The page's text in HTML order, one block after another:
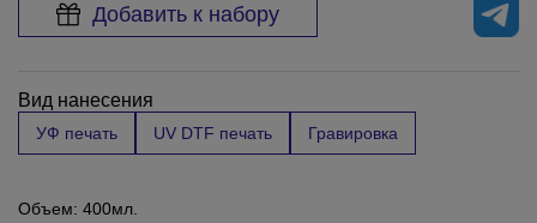
Добавить к набору
Вид нанесения
УФ печать UV DTF печать Гравировка
Объем: 400мл.